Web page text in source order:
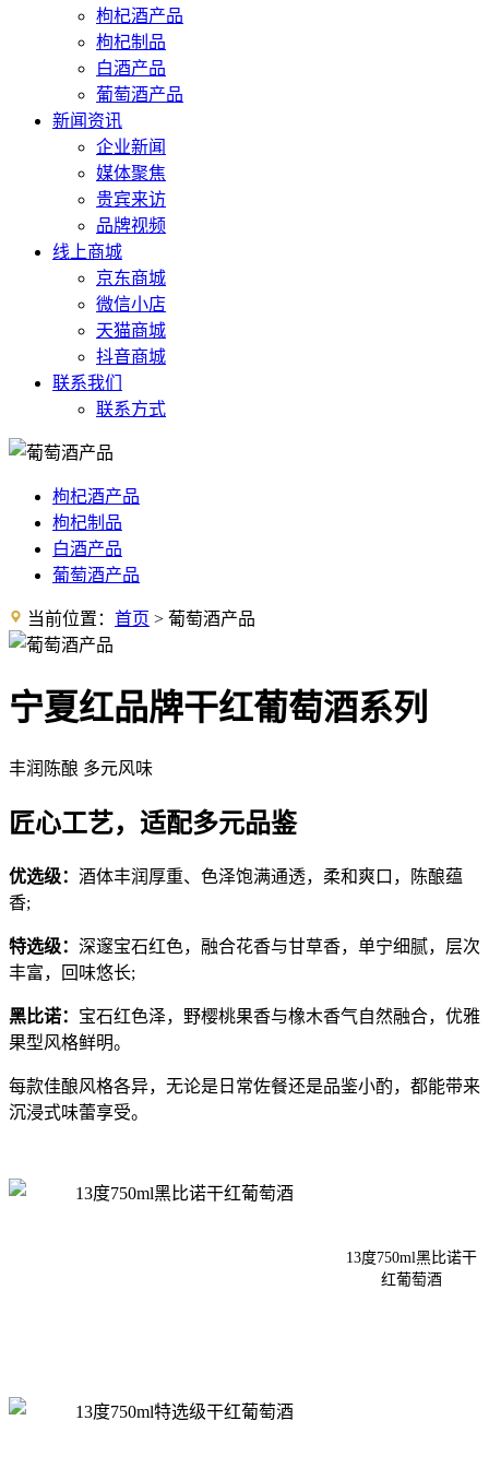
枸杞酒产品
枸杞制品
白酒产品
葡萄酒产品
新闻资讯
企业新闻
媒体聚焦
贵宾来访
品牌视频
线上商城
京东商城
微信小店
天猫商城
抖音商城
联系我们
联系方式
枸杞酒产品
枸杞制品
白酒产品
葡萄酒产品
当前位置： 首页 > 葡萄酒产品
宁夏红品牌干红葡萄酒系列
丰润陈酿 多元风味
匠心工艺，适配多元品鉴
优选级： 酒体丰润厚重、色泽饱满通透，柔和爽口，陈酿蕴
香;
特选级： 深邃宝石红色，融合花香与甘草香，单宁细腻，层次
丰富，回味悠长;
黑比诺： 宝石红色泽，野樱桃果香与橡木香气自然融合，优雅
果型风格鲜明。
每款佳酿风格各异，无论是日常佐餐还是品鉴小酌，都能带来
沉浸式味蕾享受。
13度750ml黑比诺干
红葡萄酒